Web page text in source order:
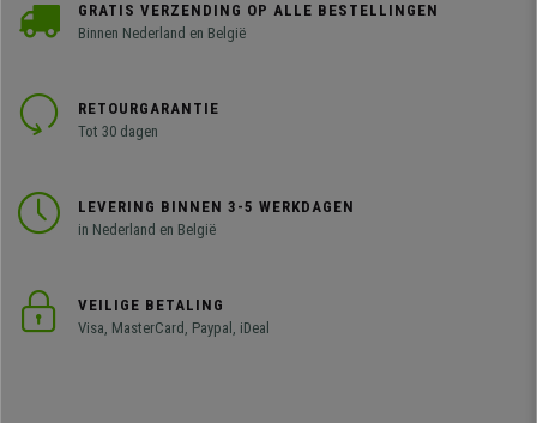
GRATIS VERZENDING OP ALLE BESTELLINGEN
Binnen Nederland en België
RETOURGARANTIE
Tot 30 dagen
LEVERING BINNEN 3-5 WERKDAGEN
in Nederland en België
VEILIGE BETALING
Visa, MasterCard, Paypal, iDeal